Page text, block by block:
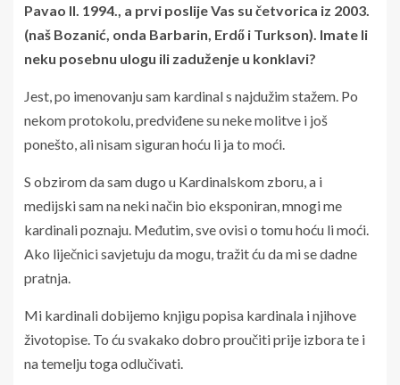
Pavao II. 1994., a prvi poslije Vas su četvorica iz 2003.
(naš Bozanić, onda Barbarin, Erdő i Turkson). Imate li
neku posebnu ulogu ili zaduženje u konklavi?
Jest, po imenovanju sam kardinal s najdužim stažem. Po
nekom protokolu, predviđene su neke molitve i još
ponešto, ali nisam siguran hoću li ja to moći.
S obzirom da sam dugo u Kardinalskom zboru, a i
medijski sam na neki način bio eksponiran, mnogi me
kardinali poznaju. Međutim, sve ovisi o tomu hoću li moći.
Ako liječnici savjetuju da mogu, tražit ću da mi se dadne
pratnja.
Mi kardinali dobijemo knjigu popisa kardinala i njihove
životopise. To ću svakako dobro proučiti prije izbora te i
na temelju toga odlučivati.